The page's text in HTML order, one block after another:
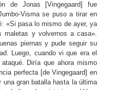
de Jonas [Vingegaard] fue
Visma se puso a tirar en
«Si pasa lo mismo de ayer, ya
maletas y volvernos a casa».
piernas y pude seguir su
Luego, cuando vi que era el
Diría que ahora mismo
perfecta [de Vingegaard] en
una gran batalla hasta la última